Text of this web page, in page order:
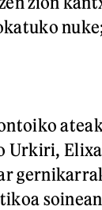
Urkiri,